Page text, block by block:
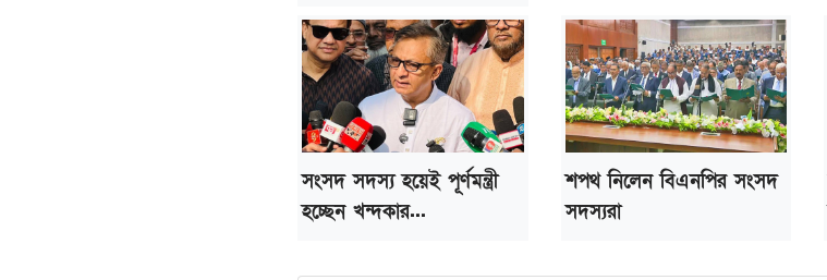
সংসদ সদস্য হয়েই পূর্ণমন্ত্রী
হচ্ছেন খন্দকার...
শপথ নিলেন বিএনপির সংসদ
সদস্যরা